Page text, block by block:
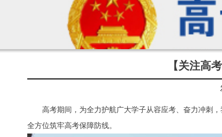
【关注高
高考期间，为全力护航广大学子从容应考、奋力冲刺
全方位筑牢高考保障防线。